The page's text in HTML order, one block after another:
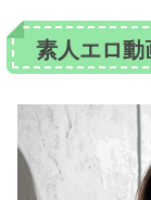
素人エロ